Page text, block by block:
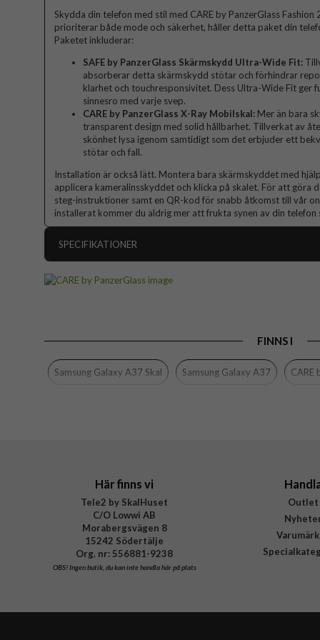
Skydda din telefon med stil med CARE by PanzerGlass
prioriterar både mode och säkerhet, håller detta paket din
Paketet inkluderar:
SAFE by PanzerGlass Skärmskydd Ultra-Wide Fit:
absorberar detta skärmskydd stötar och förhindrar
klarhet och touchresponsivitet. Dess Ultra-Wide Fit ger
sinnesro med varje svep.
CARE by PanzerGlass X-Ray Mobilskal: Mer än bara
transparent design med solid hållbarhet. Tillverkat av
skönhet lysa igenom samtidigt som det erbjuder ett
stötar och fall.
Installation är också lätt. Montera bara skärmskyddet med
applicera kameralinsskyddet och klicka på skalet. För att göra
steg-instruktioner samt en QR-kod för snabb åtkomst till vår
installerat kommer du aldrig mer att frukta synen av din telefon
SPECIFIKATIONER
Färg
Material
FINNS I
Samsung Galaxy A37 Skal Samsung Galaxy A37 CARE
Här finns vi
Tele2 by SkalHuset
C/O Lowwi AB
Morabergsvägen 8
15242 Södertälje
Org. nr: 556881-9238
OBS!Ingen butik, du kan inte handla här på plats
Outlet